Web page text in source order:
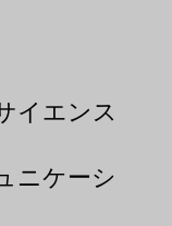
イエンス
ニケーシ